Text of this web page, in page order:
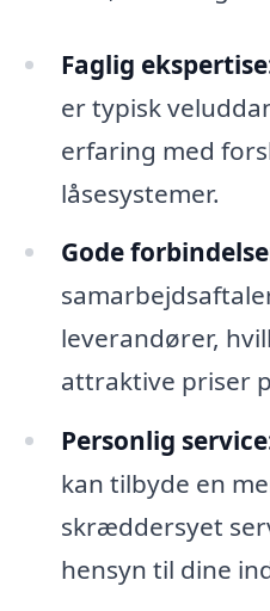
Faglig
er typisk
erfaring med
låsesystemer.
Gode
leverandører,
attraktive priser
Personlig
kan tilbyde en
skræddersyet
hensyn til dine